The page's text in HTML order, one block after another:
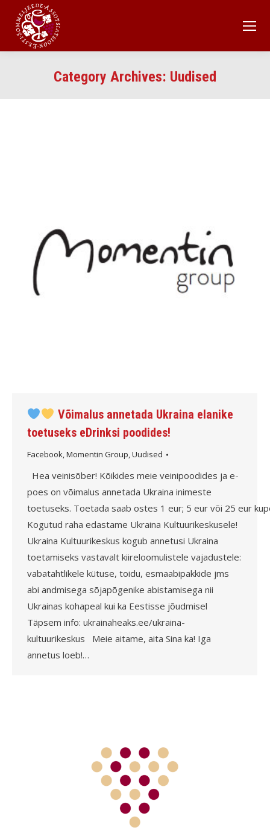
Category Archives: Uudised
Võimalus annetada Ukraina elanike
toetuseks eDrinksi poodides!
Facebook,Momentin Group,Uudised
Hea veinisõber! Kõikides meie veinipoodides ja e-
poes on võimalus annetada Ukraina inimeste
toetuseks. Toetada saab ostes 1 eur; 5 eur või 25 eur
Kogutud raha edastame Ukraina Kultuurikeskusele!
Ukraina Kultuurikeskus kogub annetusi Ukraina
toetamiseks vastavalt kiireloomulistele vajadustele:
vabatahtlikele kütuse, toidu, esmaabipakkide jms
abi andmisega sõjapõgenike abistamisega nii
Ukrainas kohapeal kui ka Eestisse jõudmisel
Täpsem info: ukrainaheaks.ee/ukraina-
kultuurikeskus Meie aitame, aita Sina ka! Iga
annetus loeb!…